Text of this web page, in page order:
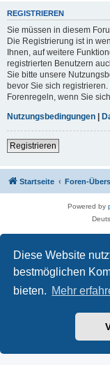
Diese Website
bestmöglichen
bieten. Mehr
REGISTRIEREN
Sie müssen in diesem
Die Registrierung ist in
Ihnen, auf weitere
registrierten Benutzern
Sie bitte unsere
bevor Sie sich
Forenregeln, wenn Sie
Nutzungsbedingungen |
Registrieren
Startseite Foren-
Powered by